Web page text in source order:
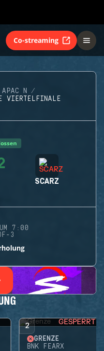
Co-streaming
N
VIERTELFINALE
SCARZ
7:00
3
2 GESPERRT
GRENZE
BNK FEARX